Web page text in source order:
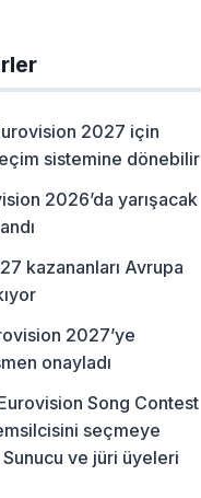
2027 için
sistemine dönebilir
2026’da yarışacak
kazananları Avrupa
2027’ye
onayladı
Song Contest
seçmeye
Sunucu ve jüri üyeleri